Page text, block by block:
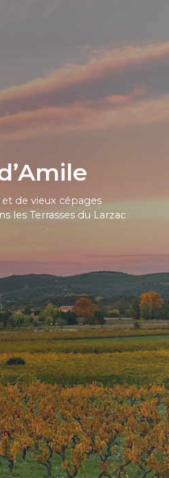
de vieux cépages
les Terrasses du Larzac